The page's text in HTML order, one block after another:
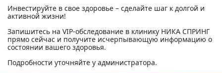
Инвестируйте в свое здоровье – сделайте шаг к долгой и
активной жизни!
Запишитесь на VIP-обследование в клинику НИКА СПРИНГ
прямо сейчас и получите исчерпывающую информацию о
состоянии вашего здоровья.
Подробности уточняйте у администратора.